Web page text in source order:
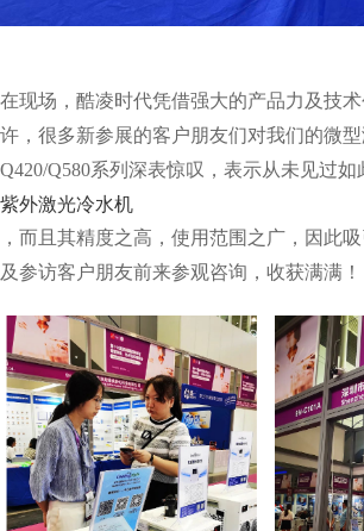
在现场，酷凌时代凭借强大的产品力及技
许，很多新参展的客户朋友们对我们的微
Q420/Q580系列深表惊叹，表示从未见过如
紫外激光冷水机
，而且其精度之高，使用范围之广，因此
及参访客户朋友前来参观咨询，收获满满！